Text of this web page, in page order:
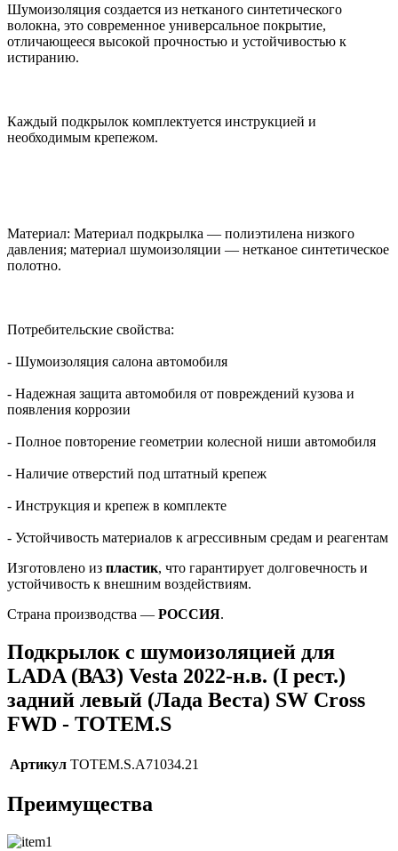
Шумоизоляция создается из нетканого синтетического
волокна, это современное универсальное покрытие,
отличающееся высокой прочностью и устойчивостью к
истиранию.
Каждый подкрылок комплектуется инструкцией и
необходимым крепежом.
Материал: Материал подкрылка — полиэтилена низкого
давления; материал шумоизоляции — нетканое синтетическое
полотно.
Потребительские свойства:
- Шумоизоляция салона автомобиля
- Надежная защита автомобиля от повреждений кузова и
появления коррозии
- Полное повторение геометрии колесной ниши автомобиля
- Наличие отверстий под штатный крепеж
- Инструкция и крепеж в комплекте
- Устойчивость материалов к агрессивным средам и реагентам
Изготовлено из пластик, что гарантирует долговечность и
устойчивость к внешним воздействиям.
Страна производства — РОССИЯ.
Подкрылок с шумоизоляцией для
LADA (ВАЗ) Vesta 2022-н.в. (I рест.)
задний левый (Лада Веста) SW Cross
FWD - TOTEM.S
Артикул TOTEM.S.A71034.21
Преимущества